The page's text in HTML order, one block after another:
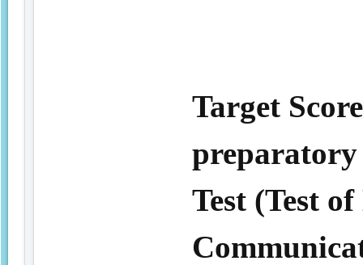
Target
Test (Test